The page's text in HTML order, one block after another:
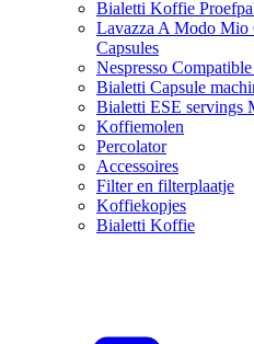
Bialetti Koffie
Lavazza A Modo Mio
Capsules
Nespresso
Bialetti Capsule
Bialetti ESE servings
Koffiemolen
Percolator
Accessoires
Filter en filterplaatje
Koffiekopjes
Bialetti Koffie